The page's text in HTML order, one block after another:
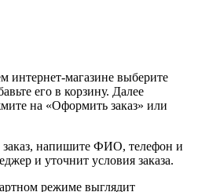
интернет-магазине выберите
его в корзину. Далее
на «Оформить заказ» или
заказ, напишите ФИО, телефон и
и уточнит условия заказа.
режиме выглядит